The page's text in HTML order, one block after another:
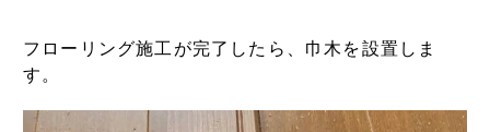
フローリング施工が完了したら、巾木を設置しま
す。